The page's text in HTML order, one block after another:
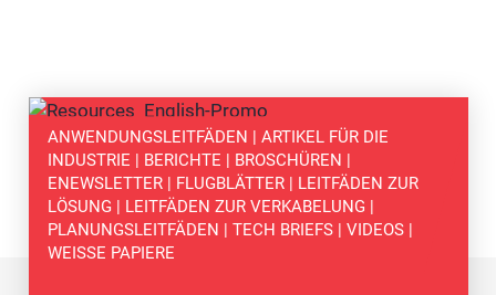
ANWENDUNGSLEITFÄDEN | ARTIKEL FÜR DIE
INDUSTRIE | BERICHTE | BROSCHÜREN |
ENEWSLETTER | FLUGBLÄTTER | LEITFÄDEN ZUR
LÖSUNG | LEITFÄDEN ZUR VERKABELUNG |
PLANUNGSLEITFÄDEN | TECH BRIEFS | VIDEOS |
WEISSE PAPIERE